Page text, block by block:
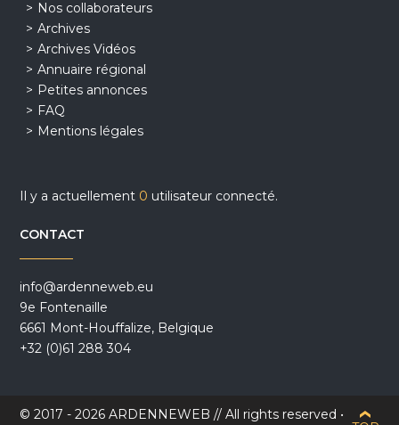
Nos collaborateurs
Archives
Archives Vidéos
Annuaire régional
Petites annonces
FAQ
Mentions légales
Il y a actuellement 0 utilisateur connecté.
CONTACT
info@ardenneweb.eu
9e Fontenaille
6661 Mont-Houffalize, Belgique
+32 (0)61 288 304
© 2017 - 2026 ARDENNEWEB // All rights reserved •